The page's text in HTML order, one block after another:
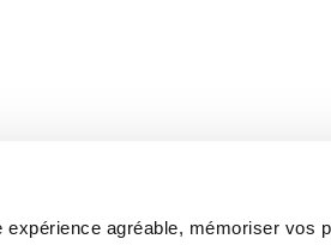
agréable, mémoriser vos